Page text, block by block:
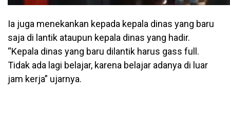
Ia juga menekankan kepada kepala dinas yang baru
saja di lantik ataupun kepala dinas yang hadir.
“Kepala dinas yang baru dilantik harus gass full.
Tidak ada lagi belajar, karena belajar adanya di luar
jam kerja” ujarnya.